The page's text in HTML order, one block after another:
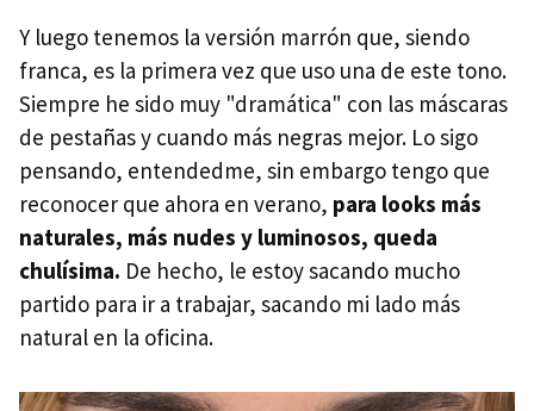
Y luego tenemos la versión marrón que, siendo
franca, es la primera vez que uso una de este tono.
Siempre he sido muy "dramática" con las máscaras
de pestañas y cuando más negras mejor. Lo sigo
pensando, entendedme, sin embargo tengo que
reconocer que ahora en verano, para looks más
naturales, más nudes y luminosos, queda
chulísima. De hecho, le estoy sacando mucho
partido para ir a trabajar, sacando mi lado más
natural en la oficina.